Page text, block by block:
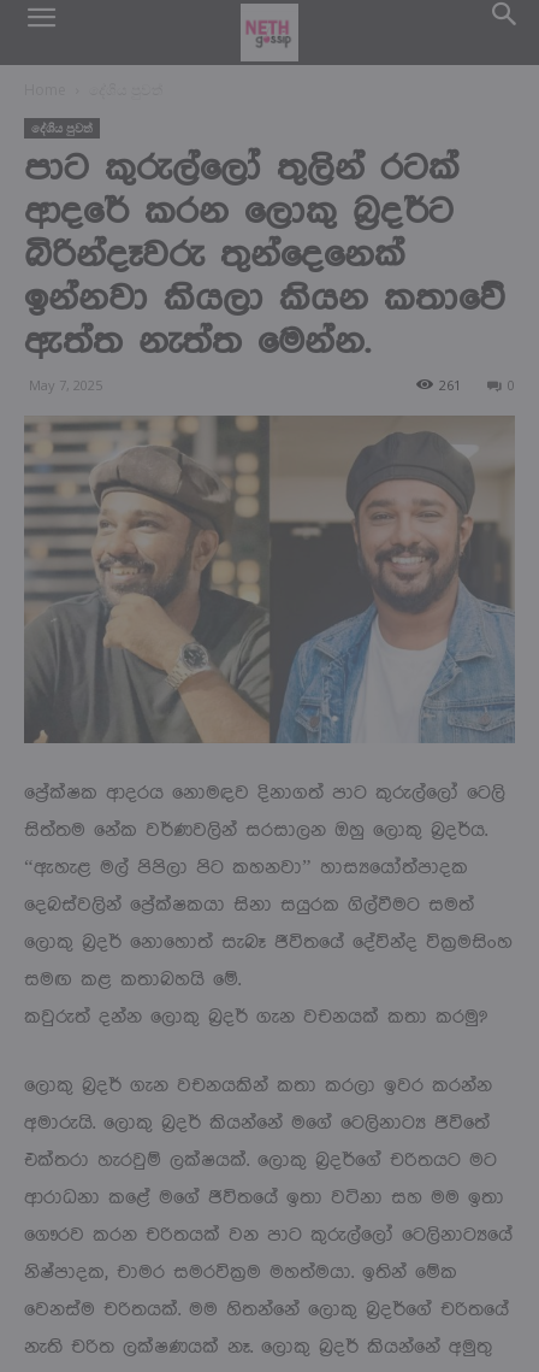
දේශිය පුවත්
පාට කුරුල්ලෝ තුලින් රටක්
ආදරේ කරන ලොකු බ්‍රදර්ට
බිරින්දෑවරු තුන්දෙනෙක්
ඉන්නවා කියලා කියන කතාවේ
ඇත්ත නැත්ත මෙන්න.
May 7, 2025 0
261
ප්‍රේක්ෂක ආදරය නොමඳව දිනාගත් පාට කුරුල්ලෝ ටෙලි
සිත්තම නේක වර්ණවලින් සරසාලන ඔහු ලොකු බ්‍රදර්ය.
“ඇහැළ මල් පිපිලා පිට කහනවා”‍ හාස්‍යයෝත්පාදක
දෙබස්වලින් ප්‍රේක්ෂකයා සිනා සයුරක ගිල්වීමට සමත්
ලොකු බ්‍රදර් නොහොත් සැබෑ ජීවිතයේ දේවින්ද වික්‍රමසිංහ
සමඟ කළ කතාබහයි මේ.
කවුරුත් දන්න ලොකු බ්‍රදර් ගැන වචනයක් කතා කරමු?
ලොකු බ්‍රදර් ගැන වචනයකින් කතා කරලා ඉවර කරන්න
අමාරුයි. ලොකු බ්‍රදර් කියන්නේ මගේ ටෙලිනාට්‍ය ජීවිතේ
එක්තරා හැරවුම් ලක්ෂයක්. ලොකු බ්‍රදර්ගේ චරිතයට මට
ආරාධනා කළේ මගේ ජීවිතයේ ඉතා වටිනා සහ මම ඉතා
ගෞරව කරන චරිතයක් වන පාට කුරුල්ලෝ ටෙලිනාට්‍යයේ
නිෂ්පාදක, චාමර සමරවික්‍රම මහත්මයා. ඉතින් මේක
වෙනස්ම චරිතයක්. මම හිතන්නේ ලොකු බ්‍රදර්ගේ චරිතයේ
නැති චරිත ලක්ෂණයක් නෑ. ලොකු බ්‍රදර් කියන්නේ අමුතු